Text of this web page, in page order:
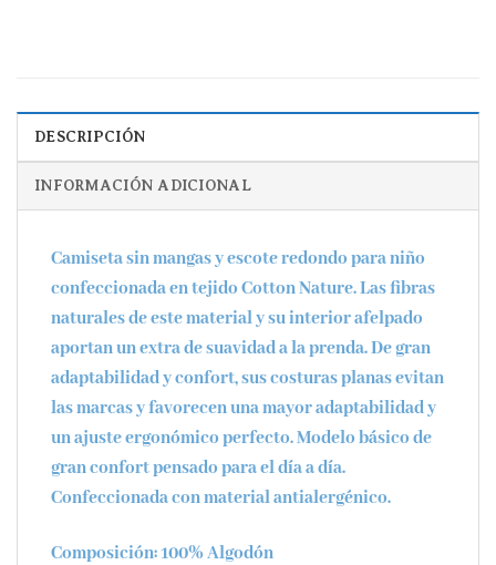
DESCRIPCIÓN
INFORMACIÓN ADICIONAL
Camiseta sin mangas y escote redondo para niño
confeccionada en tejido Cotton Nature. Las fibras
naturales de este material y su interior afelpado
aportan un extra de suavidad a la prenda. De gran
adaptabilidad y confort, sus costuras planas evitan
las marcas y favorecen una mayor adaptabilidad y
un ajuste ergonómico perfecto. Modelo básico de
gran confort pensado para el día a día.
Confeccionada con material antialergénico.
Composición:100% Algodón